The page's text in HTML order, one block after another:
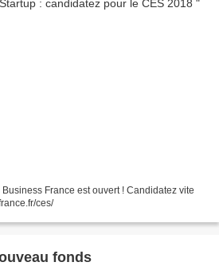
France est ouvert ! Candidatez vite
ces/
fonds